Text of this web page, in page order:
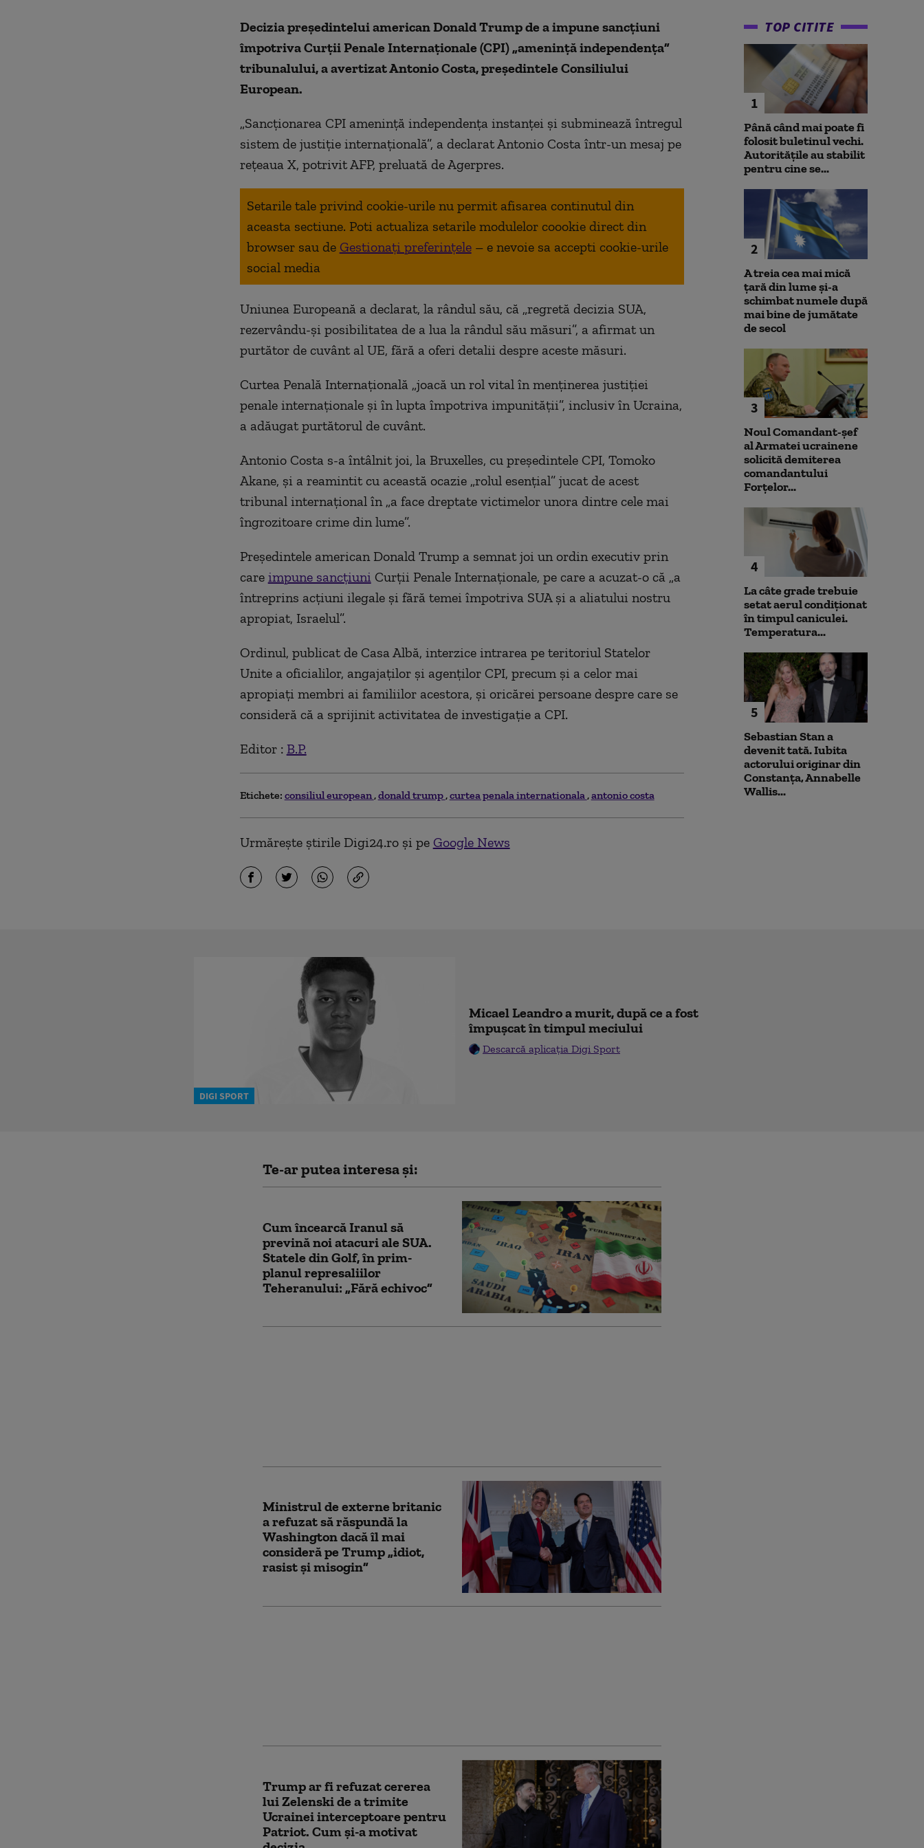
Decizia preşedintelui american Donald Trump de a impune sancţiuni
împotriva Curţii Penale Internaţionale (CPI) „ameninţă independenţa”
tribunalului, a avertizat Antonio Costa, preşedintele Consiliului
European.
„Sancţionarea CPI ameninţă independenţa instanţei şi subminează întregul
sistem de justiţie internaţională”, a declarat Antonio Costa într-un mesaj pe
rețeaua X, potrivit AFP, preluată de Agerpres.
Setarile tale privind cookie-urile nu permit afisarea continutul din
aceasta sectiune. Poti actualiza setarile modulelor coookie direct din
browser sau de Gestionați preferințele – e nevoie sa accepti cookie-urile
social media
Uniunea Europeană a declarat, la rândul său, că „regretă decizia SUA,
rezervându-şi posibilitatea de a lua la rândul său măsuri”, a afirmat un
purtător de cuvânt al UE, fără a oferi detalii despre aceste măsuri.
Curtea Penală Internaţională „joacă un rol vital în menţinerea justiţiei
penale internaţionale şi în lupta împotriva impunităţii”, inclusiv în Ucraina,
a adăugat purtătorul de cuvânt.
Antonio Costa s-a întâlnit joi, la Bruxelles, cu preşedintele CPI, Tomoko
Akane, şi a reamintit cu această ocazie „rolul esenţial” jucat de acest
tribunal internaţional în „a face dreptate victimelor unora dintre cele mai
îngrozitoare crime din lume”.
Preşedintele american Donald Trump a semnat joi un ordin executiv prin
care impune sancţiuniCurţii Penale Internaţionale, pe care a acuzat-o că „a
întreprins acţiuni ilegale şi fără temei împotriva SUA şi a aliatului nostru
apropiat, Israelul”.
Ordinul, publicat de Casa Albă, interzice intrarea pe teritoriul Statelor
Unite a oficialilor, angajaţilor şi agenţilor CPI, precum şi a celor mai
apropiaţi membri ai familiilor acestora, şi oricărei persoane despre care se
consideră că a sprijinit activitatea de investigaţie a CPI.
Editor : B.P.
Etichete: consiliul european donald trump curtea penala internationala antonio costa
Urmărește știrile Digi24.ro și pe Google News
TOP CITITE
1
Până când mai poate fi
folosit buletinul vechi.
Autoritățile au stabilit
pentru cine se...
2
A treia cea mai mică
țară din lume și-a
schimbat numele după
mai bine de jumătate
de secol
3
Noul Comandant-șef
al Armatei ucrainene
solicită demiterea
comandantului
Forțelor...
4
La câte grade trebuie
setat aerul condiționat
în timpul caniculei.
Temperatura...
5
Sebastian Stan a
devenit tată. Iubita
actorului originar din
Constanța, Annabelle
Wallis...
DIGI SPORT
Micael Leandro a murit, după ce a fost
împușcat în timpul meciului
Descarcă aplicația Digi Sport
Te-ar putea interesa și:
Cum încearcă Iranul să
prevină noi atacuri ale SUA.
Statele din Golf, în prim-
planul represaliilor
Teheranului: „Fără echivoc”
Ministrul de externe britanic
a refuzat să răspundă la
Washington dacă îl mai
consideră pe Trump „idiot,
rasist şi misogin”
Trump ar fi refuzat cererea
lui Zelenski de a trimite
Ucrainei interceptoare pentru
Patriot. Cum și-a motivat